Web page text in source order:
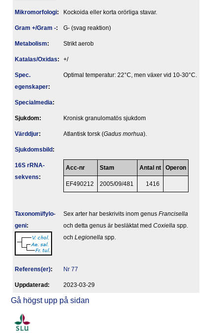
Mikromorfologi: Kockoida eller korta orörliga stavar.
Gram +/Gram -: G- (svag reaktion)
Metabolism: Strikt aerob
Katalas/Oxidas: +/
Spec.
egenskaper:
Optimal temperatur: 22°C, men växer vid 10-30°C.
Specialmedia:
Sjukdom: Kronisk granulomatös sjukdom
Värddjur: Atlantisk torsk (Gadus morhua).
Sjukdomsbild :
16S rRNA-
sekvens:
Acc-nr Stam Antal nt Operon
EF490212 2005/09/481 1416
Taxonomi/fylo­
geni:
Sex arter har beskrivits inom genus Francisella
och detta genus är besläktat med Coxiella spp.
och Legionella spp.
Referens(er): Nr 77
Upp­da­te­rad: 2023-03-29
Gå högst upp på sidan